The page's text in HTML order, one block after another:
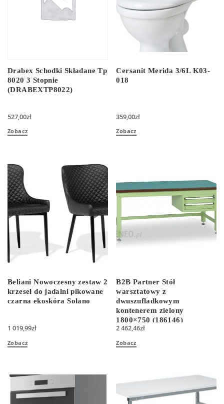
Drabex Schodki Składane Tp
8020 3 Stopnie
(DRABEXTP8022)
527,00zł
Zobacz
Cersanit Merida 3/6L K03-
018
359,00zł
Zobacz
Beliani Nowoczesny zestaw 2
krzeseł do jadalni pikowane
czarna ekoskóra Solano
1 019,99zł
Zobacz
B2B Partner Stół
warsztatowy z
dwuszufladkowym
kontenerem zielony
1800×750 (186146)
2 462,46zł
Zobacz